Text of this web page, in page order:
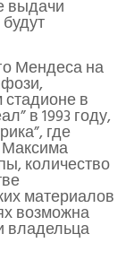
выдачи
Мендеса на
в
в 1993 году,
где
Максима
количество
материалов
возможна
владельца